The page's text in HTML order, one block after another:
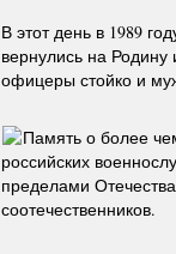
В этот день в 1989
вернулись на Родину
офицеры стойко и
Память о более
российских
пределами
соотечественников.